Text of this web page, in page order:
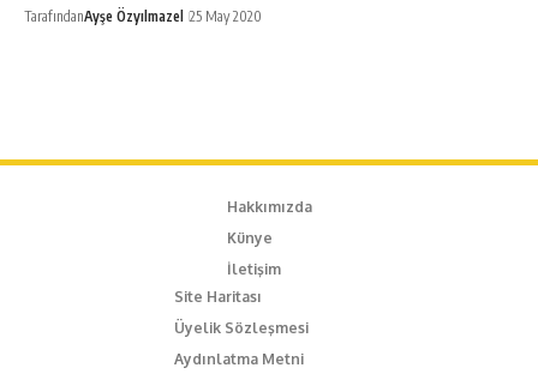
TarafındanAyşe Özyılmazel 25 May 2020
Hakkımızda
Künye
İletişim
Site Haritası
Üyelik Sözleşmesi
Aydınlatma Metni